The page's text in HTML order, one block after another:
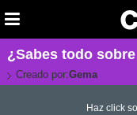
¿Sabes todo
Creado por:Gema
Haz click